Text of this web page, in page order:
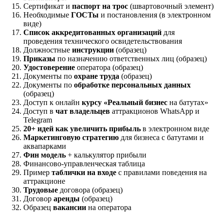
Сертификат и паспорт на трос (швартовочный элемент)
Необходимые ГОСТы и постановления (в электронном
виде)
Список аккредитованных организаций для
проведения технического освидетельствования
Должностные инструкции (образец)
Приказы по назначению ответственных лиц (образец)
Удостоверение оператора (образец)
Документы по охране труда (образец)
Документы по обработке персональных данных
(образец)
Доступ к онлайн курсу «Реальный бизнес на батутах»
Доступ в чат владельцев аттракционов WhatsApp и
Telegram
20+ идей как увеличить прибыль в электронном виде
Маркетинговую стратегию для бизнеса с батутами и
аквапарками
Фин модель + калькулятор прибыли
Финансово-управленческая таблица
Пример таблички на входе с правилами поведения на
аттракционе
Трудовые договора (образец)
Договор аренды (образец)
Образец вакансии на оператора